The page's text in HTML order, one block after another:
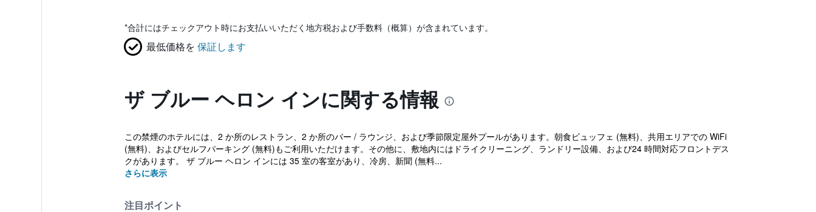
*合計にはチェックアウト時にお支払いいただく地方税および手数料（概算）が含まれています。
最低価格を 保証します
ザ ブルー ヘロン インに関する情報
この禁煙のホテルには、2 か所のレストラン、2 か所のバー / ラウンジ、および季節限定屋外プールがあります。朝食ビュッフェ (無料)、共用エリアでの WiFi
(無料)、およびセルフパーキング (無料)もご利用いただけます。その他に、敷地内にはドライクリーニング、ランドリー設備、および24 時間対応フロントデス
クがあります。 ザ ブルー ヘロン インには 35 室の客室があり、冷房、新聞 (無料...
さらに表示
注目ポイント